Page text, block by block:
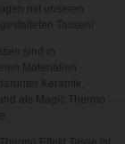
mit unseren
Tassen!
sind in
Materialien
Keramik,
als Magic Thermo